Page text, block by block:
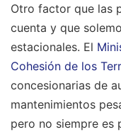
Otro factor que las
cuenta y que
estacionales. El
Cohesión de los
concesionarias de
mantenimientos
pero no siempre es